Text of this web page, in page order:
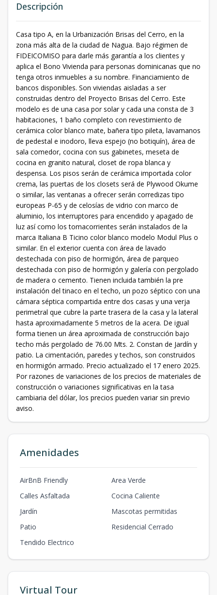
Descripción
Casa tipo A, en la Urbanización Brisas del Cerro, en la
zona más alta de la ciudad de Nagua. Bajo régimen de
FIDEICOMISO para darle más garantía a los clientes y
aplica el Bono Vivienda para personas dominicanas que no
tenga otros inmuebles a su nombre. Financiamiento de
bancos disponibles. Son viviendas aisladas a ser
construidas dentro del Proyecto Brisas del Cerro. Este
modelo es de una casa por solar y cada una consta de 3
habitaciones, 1 baño completo con revestimiento de
cerámica color blanco mate, bañera tipo pileta, lavamanos
de pedestal e inodoro, lleva espejo (no botiquín), área de
sala comedor, cocina con sus gabinetes, meseta de
cocina en granito natural, closet de ropa blanca y
despensa. Los pisos serán de cerámica importada color
crema, las puertas de los closets será de Plywood Okume
o similar, las ventanas a ofrecer serán corredizas tipo
europeas P-65 y de celosías de vidrio con marco de
aluminio, los interruptores para encendido y apagado de
luz así como los tomacorrientes serán instalados de la
marca Italiana B Ticino color blanco modelo Modul Plus o
similar. En el exterior cuenta con área de lavado
destechada con piso de hormigón, área de parqueo
destechada con piso de hormigón y galería con pergolado
de madera o cemento. Tienen incluida también la pre
instalación del tinaco en el techo, un pozo séptico con una
cámara séptica compartida entre dos casas y una verja
perimetral que cubre la parte trasera de la casa y la lateral
hasta aproximadamente 5 metros de la acera. De igual
forma tienen un área aproximada de construcción bajo
techo más pergolado de 76.00 Mts. 2. Constan de Jardín y
patio. La cimentación, paredes y techos, son construidos
en hormigón armado. Precio actualizado el 17 enero 2025.
Por razones de variaciones de los precios de materiales de
construcción o variaciones significativas en la tasa
cambiaria del dólar, los precios pueden variar sin previo
aviso.
Amenidades
AirBnB Friendly
Area Verde
Calles Asfaltada
Cocina Caliente
Jardín
Mascotas permitidas
Patio
Residencial Cerrado
Tendido Electrico
Virtual Tour